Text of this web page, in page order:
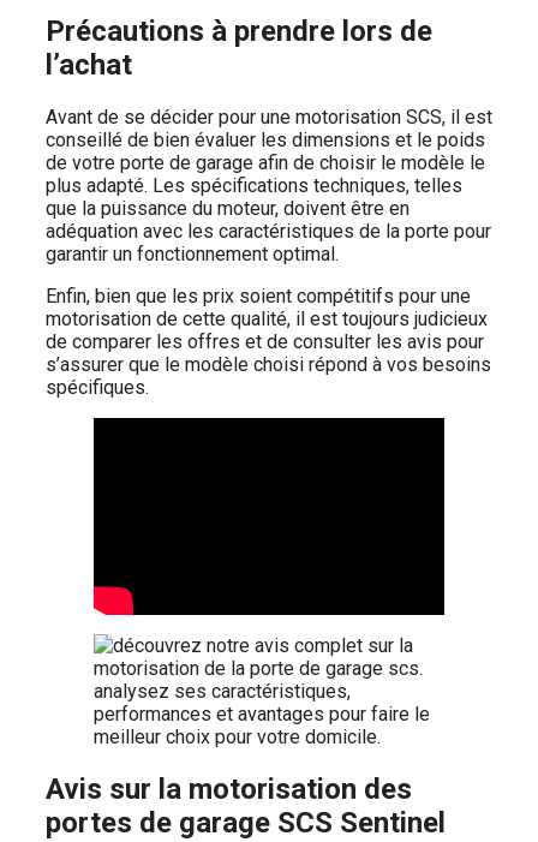
Précautions à prendre lors de
l’achat
Avant de se décider pour une motorisation SCS, il est
conseillé de bien évaluer les dimensions et le poids
de votre porte de garage afin de choisir le modèle le
plus adapté. Les spécifications techniques, telles
que la puissance du moteur, doivent être en
adéquation avec les caractéristiques de la porte pour
garantir un fonctionnement optimal.
Enfin, bien que les prix soient compétitifs pour une
motorisation de cette qualité, il est toujours judicieux
de comparer les offres et de consulter les avis pour
s’assurer que le modèle choisi répond à vos besoins
spécifiques.
Avis sur la motorisation des
portes de garage SCS Sentinel